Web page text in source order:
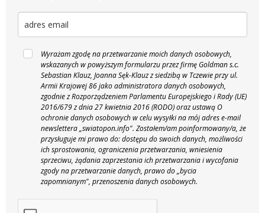
Wyrażam zgodę na przetwarzanie moich danych osobowych,
wskazanych w powyższym formularzu przez firmę Goldman s.c.
Sebastian Klauz, Joanna Sęk-Klauz z siedzibą w Tczewie przy ul.
Armii Krajowej 86 jako administratora danych osobowych,
zgodnie z Rozporządzeniem Parlamentu Europejskiego i Rady (UE)
2016/679 z dnia 27 kwietnia 2016 (RODO) oraz ustawą O
ochronie danych osobowych w celu wysyłki na mój adres e-mail
newslettera „swiatopon.info". Zostałem/am poinformowany/a, że
przysługuje mi prawo do: dostępu do swoich danych, możliwości
ich sprostowania, ograniczenia przetwarzania, wniesienia
sprzeciwu, żądania zaprzestania ich przetwarzania i wycofania
zgody na przetwarzanie danych, prawo do „bycia
zapomnianym", przenoszenia danych osobowych.